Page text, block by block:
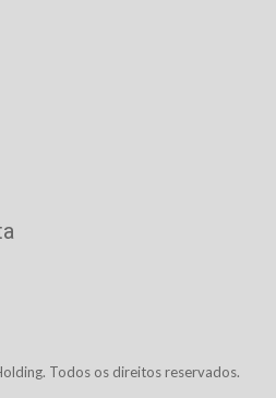
Todos os direitos reservados.